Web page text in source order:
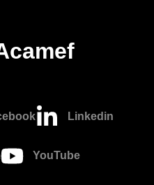
Linkedin
YouTube